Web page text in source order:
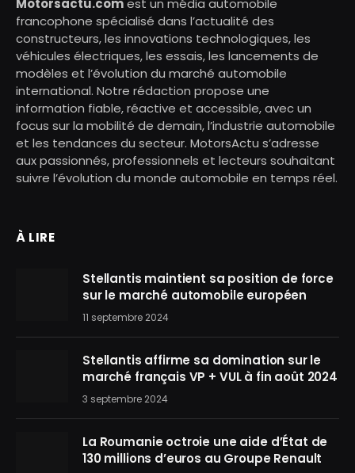
Motorsactu.comest un média automobile
francophone spécialisé dans l’actualité des
constructeurs, les innovations technologiques, les
véhicules électriques, les essais, les lancements de
modèles et l’évolution du marché automobile
international. Notre rédaction propose une
information fiable, réactive et accessible, avec un
focus sur la mobilité de demain, l’industrie automobile
et les tendances du secteur. MotorsActu s’adresse
aux passionnés, professionnels et lecteurs souhaitant
suivre l’évolution du monde automobile en temps réel.
À LIRE
Stellantis maintient sa position de force
sur le marché automobile européen
11 septembre 2024
Stellantis affirme sa domination sur le
marché français VP + VUL à fin août 2024
3 septembre 2024
La Roumanie octroie une aide d’État de
130 millions d’euros au Groupe Renault